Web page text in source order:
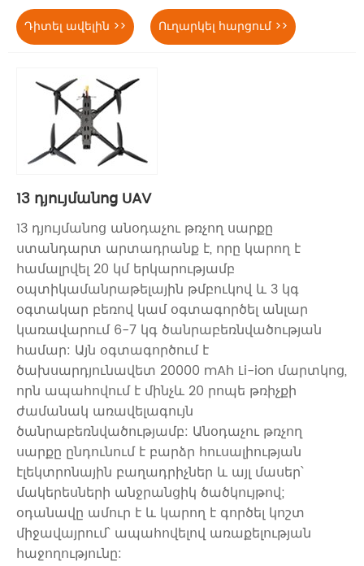
Դիտել ավելին >> Ուղարկել հարցում >>
13 դյույմանոց UAV
13 դյույմանոց անօդաչու թռչող սարքը
ստանդարտ արտադրանք է, որը կարող է
համալրվել 20 կմ երկարությամբ
օպտիկամանրաթելային թմբուկով և 3 կգ
օգտակար բեռով կամ օգտագործել անլար
կառավարում 6-7 կգ ծանրաբեռնվածության
համար: Այն օգտագործում է
ծախսարդյունավետ 20000 mAh Li-ion մարտկոց,
որն ապահովում է մինչև 20 րոպե թռիչքի
ժամանակ առավելագույն
ծանրաբեռնվածությամբ: Անօդաչու թռչող
սարքը ընդունում է բարձր հուսալիության
էլեկտրոնային բաղադրիչներ և այլ մասեր՝
մակերեսների անջրանցիկ ծածկույթով;
օդանավը ամուր է և կարող է գործել կոշտ
միջավայրում՝ ապահովելով առաքելության
հաջողությունը: